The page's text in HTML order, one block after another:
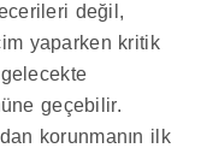
değil,
yaparken kritik
geçebilir.
korunmanın ilk